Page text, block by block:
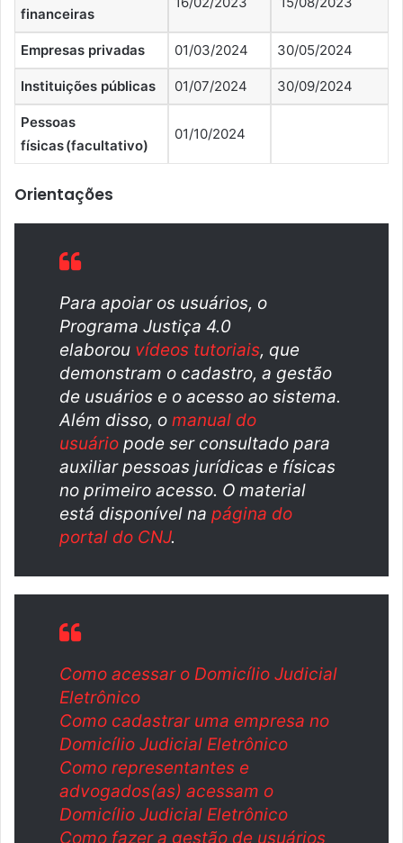
financeiras
Empresas privadas 01/03/2024 30/05/2024
Instituições públicas 01/07/2024 30/09/2024
Pessoas
físicas (facultativo)
01/10/2024
Orientações
Para apoiar os usuários, o
Programa Justiça 4.0
elaborou vídeos tutoriais, que
demonstram o cadastro, a gestão
de usuários e o acesso ao sistema.
Além disso, o manual do
usuário pode ser consultado para
auxiliar pessoas jurídicas e físicas
no primeiro acesso. O material
está disponível na página do
portal do CNJ.
Como acessar o Domicílio Judicial
Eletrônico
Como cadastrar uma empresa no
Domicílio Judicial Eletrônico
Como representantes e
advogados(as) acessam o
Domicílio Judicial Eletrônico
Como fazer a gestão de usuários